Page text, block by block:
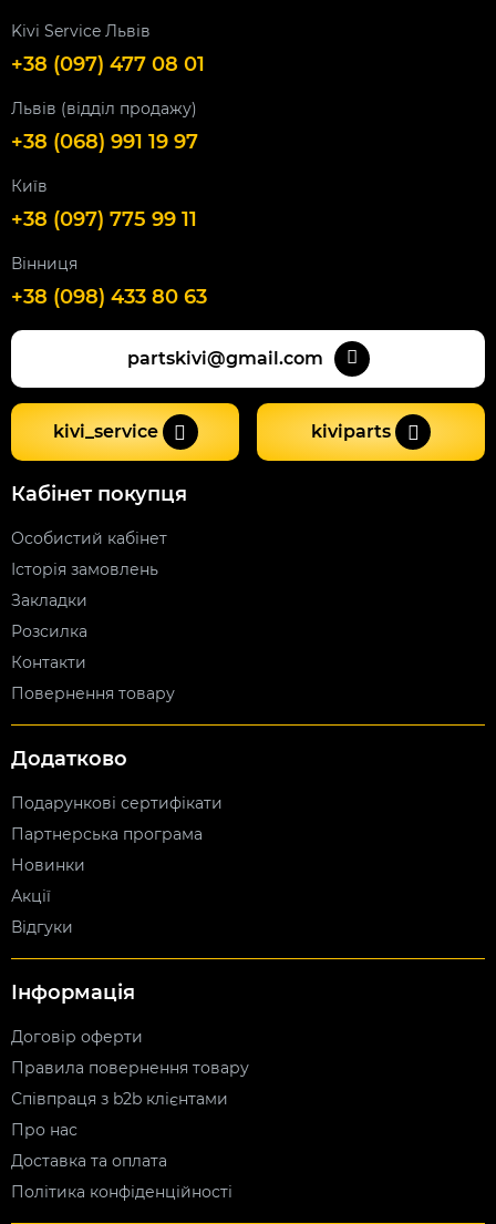
Kivi Service Львів
+38 (097) 477 08 01
Львів (відділ продажу)
+38 (068) 991 19 97
Київ
+38 (097) 775 99 11
Вінниця
+38 (098) 433 80 63
partskivi@gmail.com
kivi_service kiviparts
Кабінет покупця
Особистий кабінет
Історія замовлень
Закладки
Розсилка
Контакти
Повернення товару
Додатково
Подарункові сертифікати
Партнерська програма
Новинки
Акції
Відгуки
Інформація
Договір оферти
Правила повернення товару
Співпраця з b2b клієнтами
Про нас
Доставка та оплата
Політика конфіденційності